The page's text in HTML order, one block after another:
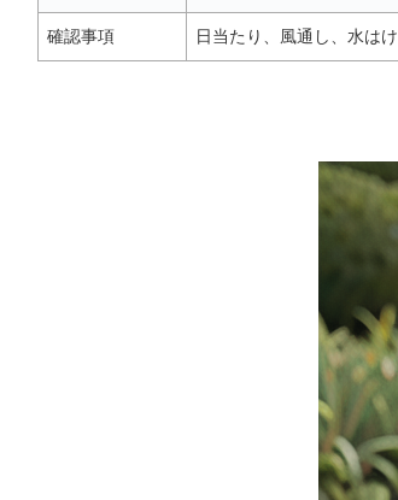
確認事項 日当たり、風通し、水はけ